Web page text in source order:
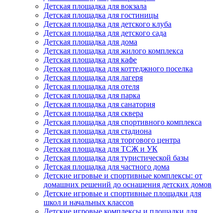
Детская площадка для вокзала
Детская площадка для гостиницы
Детская площадка для детского клуба
Детская площадка для детского сада
Детская площадка для дома
Детская площадка для жилого комплекса
Детская площадка для кафе
Детская площадка для коттеджного поселка
Детская площадка для лагеря
Детская площадка для отеля
Детская площадка для парка
Детская площадка для санатория
Детская площадка для сквера
Детская площадка для спортивного комплекса
Детская площадка для стадиона
Детская площадка для торгового центра
Детская площадка для ТСЖ и УК
Детская площадка для туристической базы
Детская площадка для частного дома
Детские игровые и спортивные комплексы: от
домашних решений до оснащения детских домов
Детские игровые и спортивные площадки для
школ и начальных классов
Детские игровые комплексы и площадки для